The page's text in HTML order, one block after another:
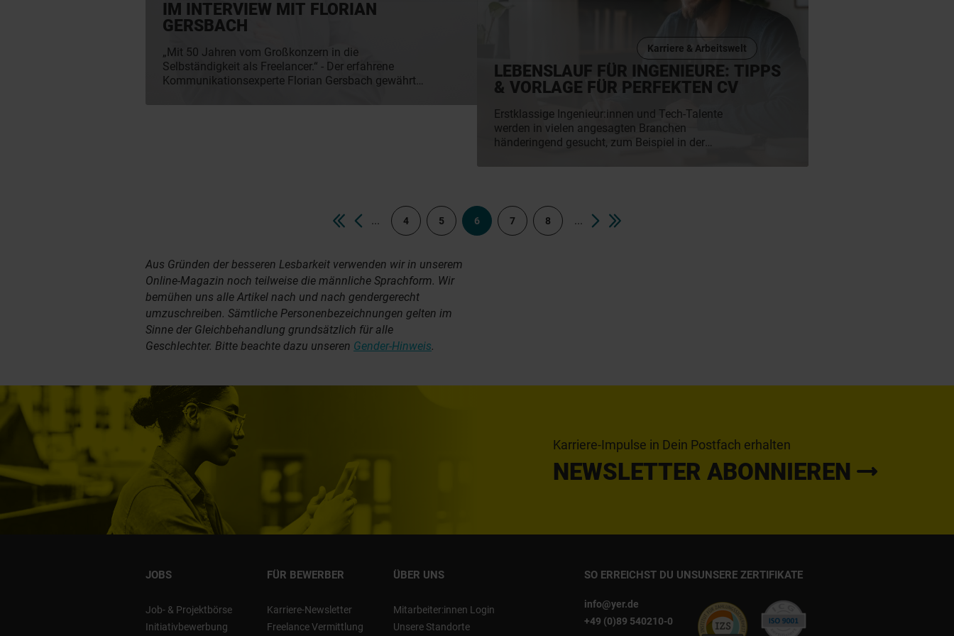
IM INTERVIEW MIT FLORIAN
GERSBACH
„Mit 50 Jahren vom Großkonzern in die
Selbständigkeit als Freelancer.“ - Der erfahrene
Kommunikationsexperte Florian Gersbach gewährt
und Vorzüge des Freelancings und erläutert, warum
Karriere & Arbeitswelt
LEBENSLAUF FÜR INGENIEURE: TIPPS
& VORLAGE FÜR PERFEKTEN CV
Erstklassige Ingenieur:innen und Tech-Talente
werden in vielen angesagten Branchen
händeringend gesucht, zum Beispiel in der
Deinen Traumjob könnten also kaum besser sein.
Wir zeigen Dir, wie Du mit Deiner Expertise und
Erfahrung glänzt und einen überzeugenden
... 4 5 6 7 8 ...
Aus Gründen der besseren Lesbarkeit verwenden wir in unserem
Online-Magazin noch teilweise die männliche Sprachform. Wir
bemühen uns alle Artikel nach und nach gendergerecht
umzuschreiben. Sämtliche Personenbezeichnungen gelten im
Sinne der Gleichbehandlung grundsätzlich für alle
Geschlechter. Bitte beachte dazu unseren Gender-Hinweis.
Karriere-Impulse in Dein Postfach erhalten
NEWSLETTER ABONNIEREN
JOBS
Job- & Projektbörse
Initiativbewerbung
FÜR BEWERBER
Karriere-Newsletter
Freelance Vermittlung
ÜBER UNS
Mitarbeiter:innen Login
Unsere Standorte
SO ERREICHST DU UNS
info@yer.de
+49 (0)89 540210-0
UNSERE ZERTIFIKATE